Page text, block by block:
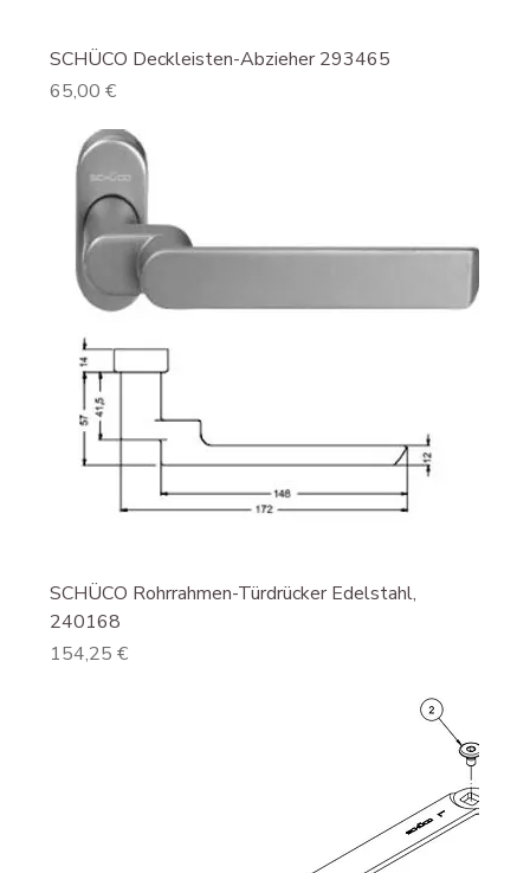
SCHÜCO Deckleisten-Abzieher 293465
Preis
65,00 €
SCHÜCO Rohrrahmen-Türdrücker Edelstahl,
240168
Preis
154,25 €